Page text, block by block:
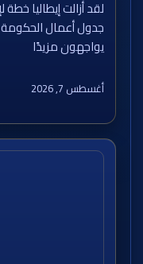
لقد أزالت إيطاليا
جدول أعمال الحكومة
يواجهون مزيدًا
أغسطس 7, 2026